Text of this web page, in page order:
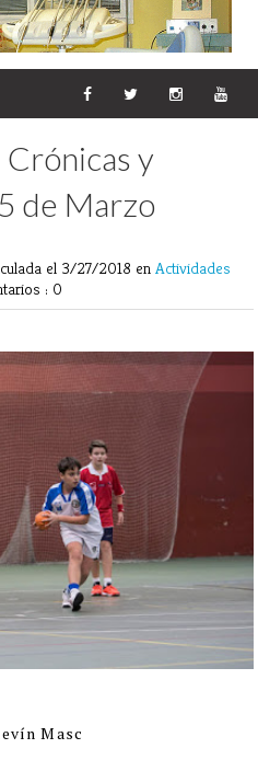
y
de Marzo
el 3/27/2018 en Actividades
: 0
Masc